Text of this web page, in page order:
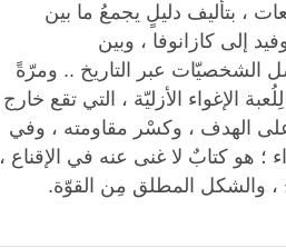
، بتأليف دليلٍ يجمعُ ما بين
إلى كازانوفا ، وبين
الشخصيّات عبر التاريخ .. ومرّةً
الإغواء الأزليّة ، التي تقع خارج
على الهدف ، وكسْر مقاومته ، وفي
؛ هو كتابٌ لا غنى عنه في الإقناع ،
، والشكل المطلق مِن القوّة.